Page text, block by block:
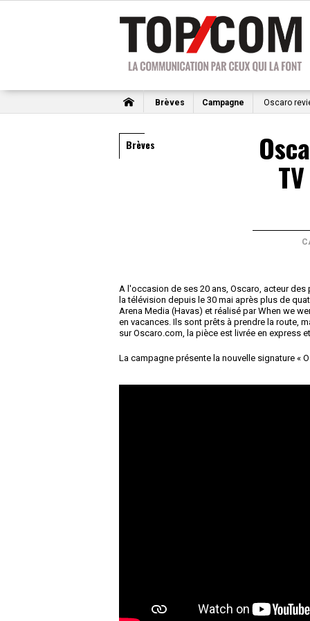
Brèves Campagne Oscaro
Brèves
A l'occasion de ses 20 ans, Oscaro, acteur
la télévision depuis le 30 mai après plus de
Arena Media (Havas) et réalisé par When we
en vacances. Ils sont prêts à prendre la route,
sur Oscaro.com, la pièce est livrée en express
La campagne présente la nouvelle signature «